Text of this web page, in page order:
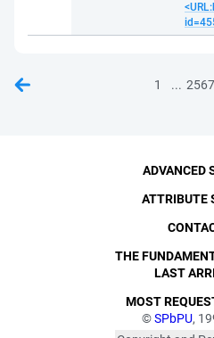
1 ... 2567
©SPbPU,
ADVANCED
ATTRIBUTE
THE
LAST
MOST